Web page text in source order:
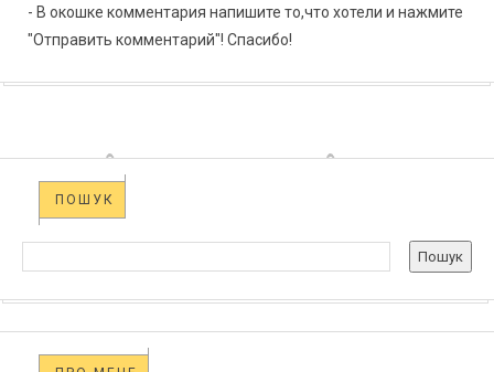
- В окошке комментария напишите то,что хотели и нажмите
"Отправить комментарий"! Спасибо!
ПОШУК